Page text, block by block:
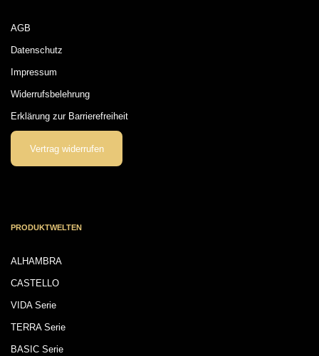
AGB
Datenschutz
Impressum
Widerrufsbelehrung
Erklärung zur Barrierefreiheit
Vertrag widerrufen
PRODUKTWELTEN
ALHAMBRA
CASTELLO
VIDA Serie
TERRA Serie
BASIC Serie